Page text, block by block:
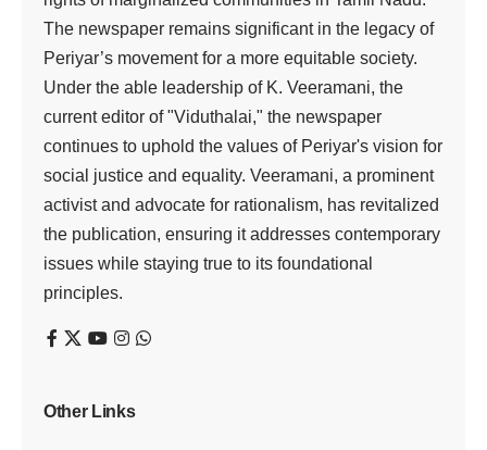
The newspaper remains significant in the legacy of
Periyar’s movement for a more equitable society.
Under the able leadership of K. Veeramani, the
current editor of "Viduthalai," the newspaper
continues to uphold the values of Periyar's vision for
social justice and equality. Veeramani, a prominent
activist and advocate for rationalism, has revitalized
the publication, ensuring it addresses contemporary
issues while staying true to its foundational
principles.
Other Links